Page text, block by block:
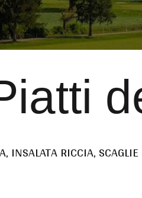
INSALATA RICCIA,